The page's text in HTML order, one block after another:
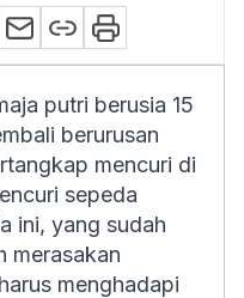
putri berusia 15
berurusan
mencuri di
sepeda
ini, yang sudah
merasakan
menghadapi